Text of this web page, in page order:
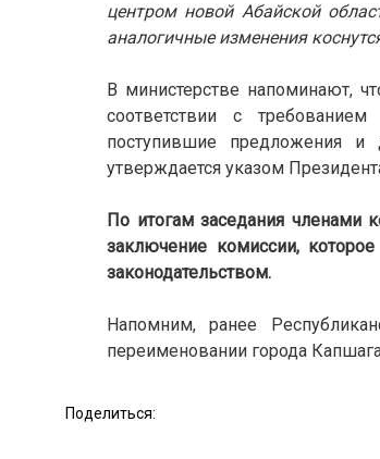
центром новой Абайской
аналогичные изменения
В министерстве напоминают,
соответствии с
поступившие предложения
утверждается указом
По итогам заседания членами
заключение комиссии,
законодательством.
Напомним, ранее
переименовании города
Поделиться: